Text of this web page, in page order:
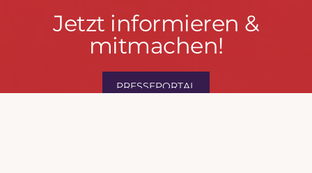
Jetzt
informieren
mitmachen!
Jetzt informieren &
mitmachen!
PRESSEPORTAL